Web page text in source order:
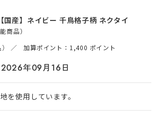
【国産】ネイビー 千鳥格子柄 ネクタイ
商品）
／ 加算ポイント：1,400 ポイント
2026年09月16日
を使用しています。